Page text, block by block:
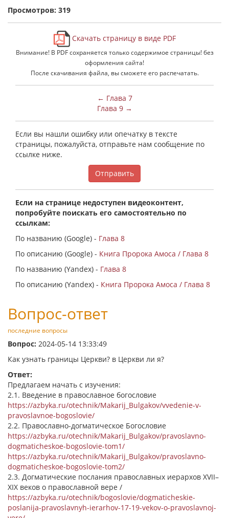
Просмотров: 319
Скачать страницу в виде PDF
Внимание! В PDF сохраняется только содержимое страницы! без
оформления сайта!
После скачивания файла, вы сможете его распечатать.
← Глава 7
Глава 9 →
Если вы нашли ошибку или опечатку в тексте
страницы, пожалуйста, отправьте нам сообщение по
ссылке ниже.
Отправить
Если на странице недоступен видеоконтент,
попробуйте поискать его самостоятельно по
ссылкам:
По названию (Google) - Глава 8
По описанию (Google) - Книга Пророка Амоса / Глава 8
По названию (Yandex) - Глава 8
По описанию (Yandex) - Книга Пророка Амоса / Глава 8
Вопрос-ответ
последние вопросы
Вопрос: 2024-05-14 13:33:49
Как узнать границы Церкви? в Церкви ли я?
Ответ:
Предлагаем начать с изучения:
2.1. Введение в православное богословие
https://azbyka.ru/otechnik/Makarij_Bulgakov/vvedenie-v-
pravoslavnoe-bogoslovie/
2.2. Православно-догматическое Богословие
https://azbyka.ru/otechnik/Makarij_Bulgakov/pravoslavno-
dogmaticheskoe-bogoslovie-tom1/
https://azbyka.ru/otechnik/Makarij_Bulgakov/pravoslavno-
dogmaticheskoe-bogoslovie-tom2/
2.3. Догматические послания православных иерархов XVII–
XIX веков о православной вере /
https://azbyka.ru/otechnik/bogoslovie/dogmaticheskie-
poslanija-pravoslavnyh-ierarhov-17-19-vekov-o-pravoslavnoj-